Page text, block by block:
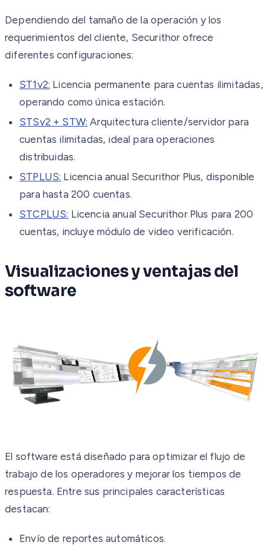
Dependiendo del tamaño de la operación y los
requerimientos del cliente, Securithor ofrece
diferentes configuraciones:
ST1v2: Licencia permanente para cuentas ilimitadas,
operando como única estación.
STSv2 + STW: Arquitectura cliente/servidor para
cuentas ilimitadas, ideal para operaciones
distribuidas.
STPLUS: Licencia anual Securithor Plus, disponible
para hasta 200 cuentas.
STCPLUS: Licencia anual Securithor Plus para 200
cuentas, incluye módulo de video verificación.
Visualizaciones y ventajas del
software
El software está diseñado para optimizar el flujo de
trabajo de los operadores y mejorar los tiempos de
respuesta. Entre sus principales características
destacan:
Envío de reportes automáticos.